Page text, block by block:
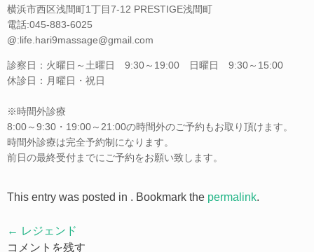
横浜市西区浅間町1丁目7-12 PRESTIGE浅間町
電話:045-883-6025
@:life.hari9massage@gmail.com
診察日：火曜日～土曜日 9:30～19:00 日曜日 9:30～15:00
休診日：月曜日・祝日
※時間外診療
8:00～9:30・19:00～21:00の時間外のご予約もお取り頂けます。
時間外診療は完全予約制になります。
前日の最終受付までにご予約をお願い致します。
This entry was posted in . Bookmark the permalink.
Post
navigation
← レジェンド
コメントを残す